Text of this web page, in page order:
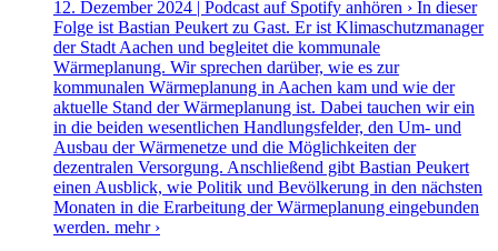
12. Dezember 2024 | Podcast auf Spotify anhören › In dieser
Folge ist Bastian Peukert zu Gast. Er ist Klimaschutzmanager
der Stadt Aachen und begleitet die kommunale
Wärmeplanung. Wir sprechen darüber, wie es zur
kommunalen Wärmeplanung in Aachen kam und wie der
aktuelle Stand der Wärmeplanung ist. Dabei tauchen wir ein
in die beiden wesentlichen Handlungsfelder, den Um- und
Ausbau der Wärmenetze und die Möglichkeiten der
dezentralen Versorgung. Anschließend gibt Bastian Peukert
einen Ausblick, wie Politik und Bevölkerung in den nächsten
Monaten in die Erarbeitung der Wärmeplanung eingebunden
werden. mehr ›